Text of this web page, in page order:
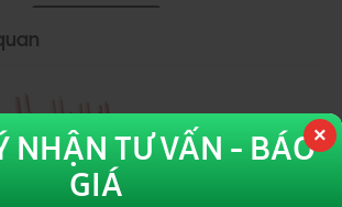
NHẬN TƯ VẤN - BÁO
GIÁ